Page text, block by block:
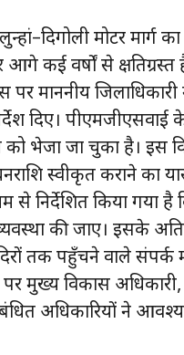
मोटर मार्ग
आगे कई वर्षों से
पर माननीय
दिए। पीएमजीएसवाई
जा चुका है। इस
स्वीकृत कराने का
से निर्देशित किया गया
की जाए। इसके
मंदिरों तक पहुँचने वाले
मुख्य विकास
अधिकारियों ने